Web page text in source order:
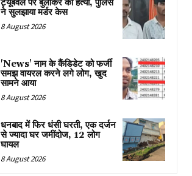
ट्यूबवेल पर बुलाकर की हत्या, पुलिस
ने सुलझाया मर्डर केस
8 August 2026
'News' नाम के कैंडिडेट को फर्जी
समझ वायरल करने लगे लोग, खुद
सामने आया
8 August 2026
धनबाद में फिर धंसी घरती, एक दर्जन
से ज्यादा घर जमींदोज, 12 लोग
घायल
8 August 2026